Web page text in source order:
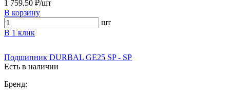
1 759.50 ₽/шт
В корзину
шт
В 1 клик
Подшипник DURBAL GE25 SP - SP
Есть в наличии
Бренд: